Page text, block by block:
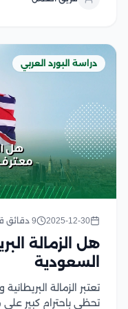
يساعدها على تحسين
دراسة البورد العربي
2025-12-30 9 دقائق قراءة
هل الزمالة
السعودية
تعتبر الزمالة
تحظى باحترام كبير